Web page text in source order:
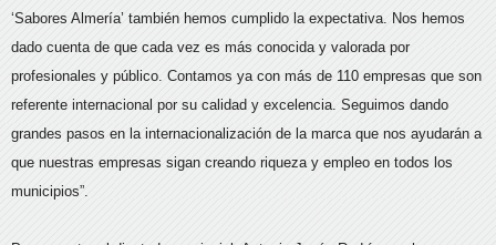
‘Sabores Almería’ también hemos cumplido la expectativa. Nos hemos
dado cuenta de que cada vez es más conocida y valorada por
profesionales y público. Contamos ya con más de 110 empresas que son
referente internacional por su calidad y excelencia. Seguimos dando
grandes pasos en la internacionalización de la marca que nos ayudarán a
que nuestras empresas sigan creando riqueza y empleo en todos los
municipios”.